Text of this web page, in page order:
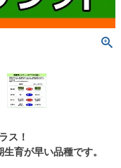
ス！
育が早い品種です。